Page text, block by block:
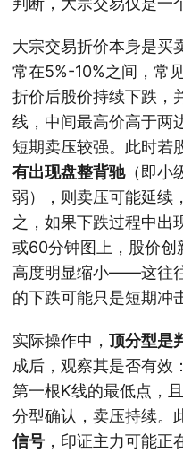
大宗交易折价本身是买
常在5%-10%之间，常
折价后股价持续下跌，
线，中间最高价高于两
短期卖压较强。此时若
有出现盘整背驰（即小
弱），则卖压可能延续
之，如果下跌过程中
或60分钟图上，股价创
高度明显缩小——这往
的下跌可能只是短期冲
实际操作中， 顶分型是
成后，观察其是否有效
第一根K线的最低点，
分型确认，卖压持续。
信号 ，印证主力可能